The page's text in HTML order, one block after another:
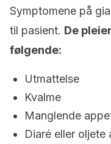
Symptomene på
til pasient. De
følgende:
Utmattelse
Kvalme
Manglende
Diaré eller oljete